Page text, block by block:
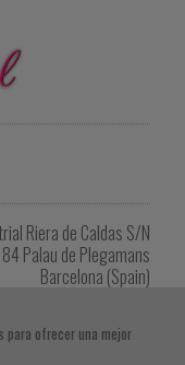
Riera de Caldas S/N
Palau de Plegamans
Barcelona (Spain)
listado de productos
para ofrecer una mejor